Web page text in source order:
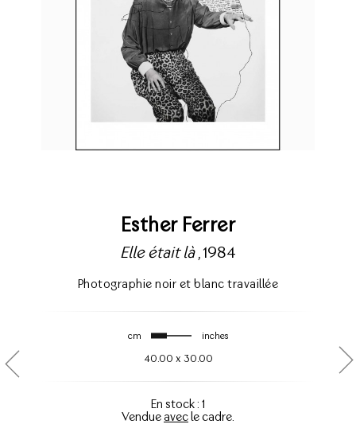
Esther Ferrer
Elle était là, 1984
Photographie noir et blanc travaillée
cm inches
40.00 x 30.00
En stock : 1
Vendueavecle cadre.